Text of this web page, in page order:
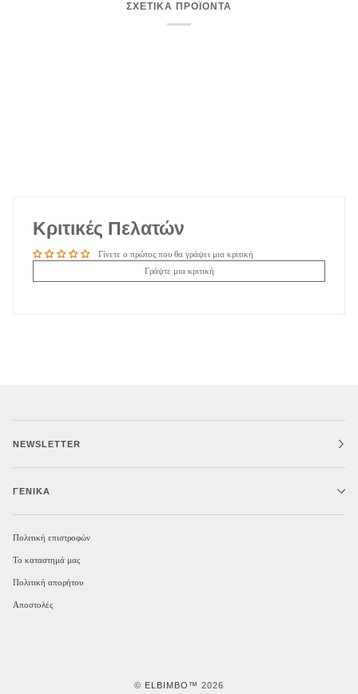
ΣΧΕΤΙΚΑ ΠΡΟΪΟΝΤΑ
Κριτικές Πελατών
Γίνετε ο πρώτος που θα γράψει μια κριτική
Γράψτε μια κριτική
NEWSLETTER
ΓΕΝΙΚΆ
Πολιτική επιστροφών
Το καταστημά μας
Πολιτική απορήτου
Αποστολές
© ELBIMBO™ 2026